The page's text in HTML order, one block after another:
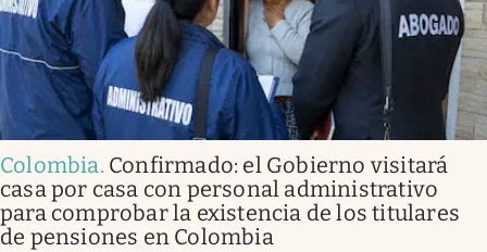
Colombia. Confirmado: el Gobierno visitará
casa por casa con personal administrativo
para comprobar la existencia de los titulares
de pensiones en Colombia